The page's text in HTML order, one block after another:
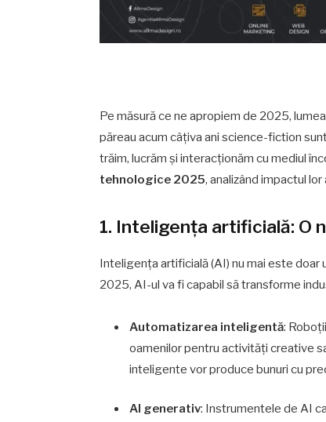
Pe măsură ce ne apropiem de 2025,
păreau acum câțiva ani science-fiction
trăim, lucrăm și interacționăm cu mediul
tehnologice 2025, analizând impactul
1. Inteligența artificială: O
Inteligența artificială (AI) nu mai este doar
2025, AI-ul va fi capabil să transforme
Automatizarea inteligentă:
oamenilor pentru activități creative
inteligente vor produce bunuri cu
AI generativ: Instrumentele de AI